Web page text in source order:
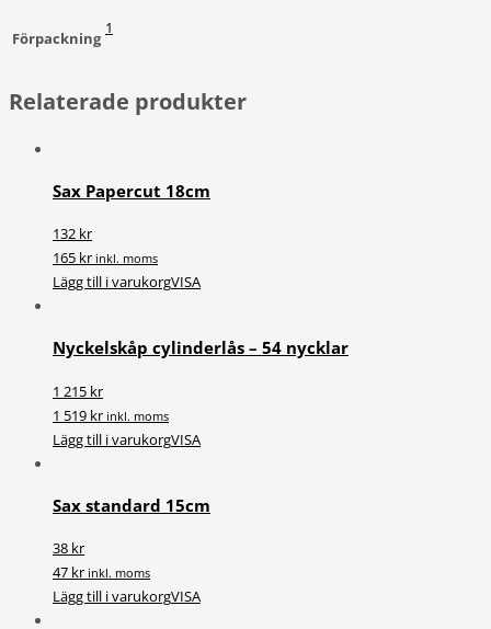
Förpackning
1
Relaterade produkter
Sax Papercut 18cm
132 kr
165 kr inkl. moms
Lägg till i varukorgVISA
Nyckelskåp cylinderlås – 54 nycklar
1 215 kr
1 519 kr inkl. moms
Lägg till i varukorgVISA
Sax standard 15cm
38 kr
47 kr inkl. moms
Lägg till i varukorgVISA